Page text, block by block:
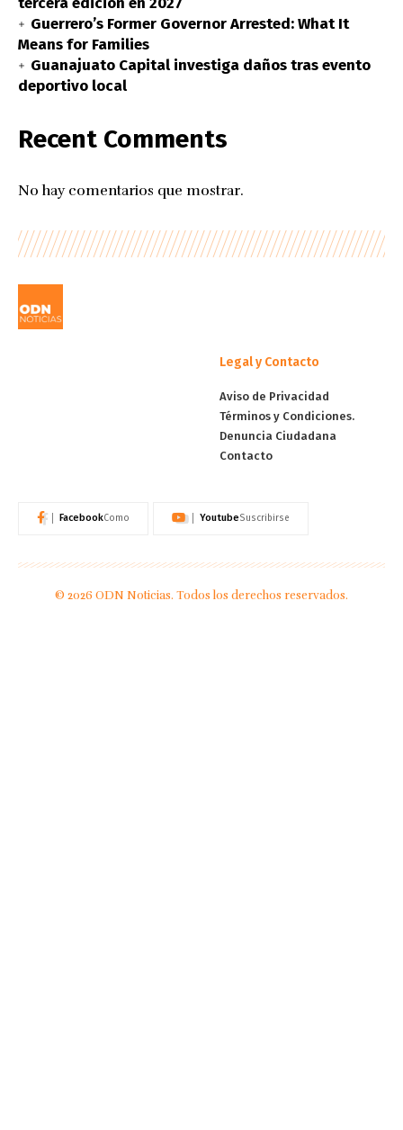
Guerrero’s Former Governor Arrested: What It
Means for Families
Guanajuato Capital investiga daños tras evento
deportivo local
Recent Comments
No hay comentarios que mostrar.
Legal y Contacto
Aviso de Privacidad
Términos y Condiciones.
Denuncia Ciudadana
Contacto
FacebookComo YoutubeSuscribirse
© 2026 ODN Noticias. Todos los derechos reservados.